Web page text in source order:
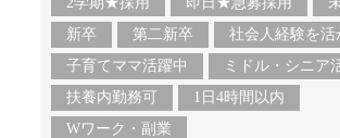
新卒
第二新卒
社会人経験を活
子育てママ活躍中
ミドル・シニア
扶養内勤務可
1日4時間以内
Wワーク・副業